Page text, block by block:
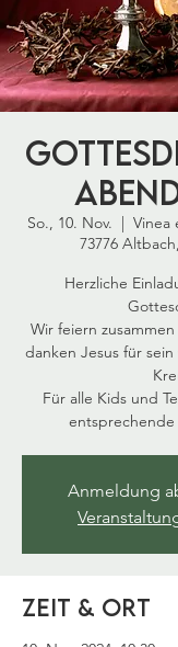
So., 10. Nov.
  |
Vinea
73776
Herzliche
Wir feiern
danken Jesus für
Für alle Kids und
Anmeldung
Zeit & Ort